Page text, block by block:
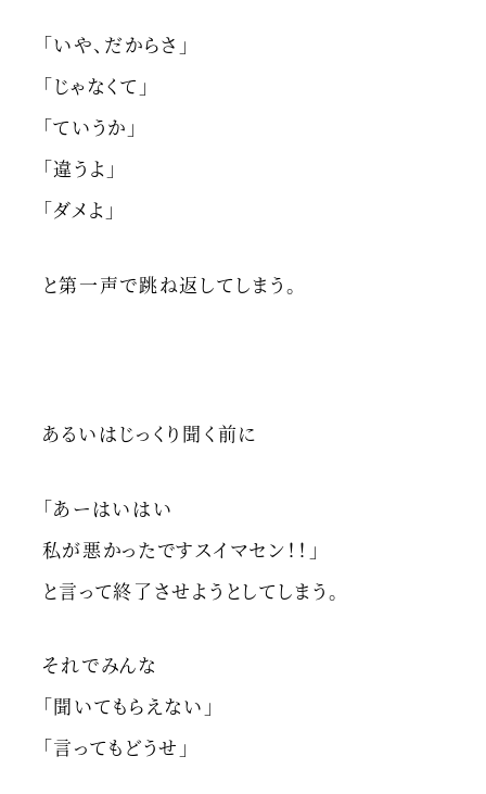
「いや、だからさ」
「じゃなくて」
「ていうか」
「違うよ」
「ダメよ」
と第一声で跳ね返してしまう。
あるいはじっくり聞く前に
「あーはいはい
私が悪かったですスイマセン！！」
と言って終了させようとしてしまう。
それでみんな
「聞いてもらえない」
「言ってもどうせ」